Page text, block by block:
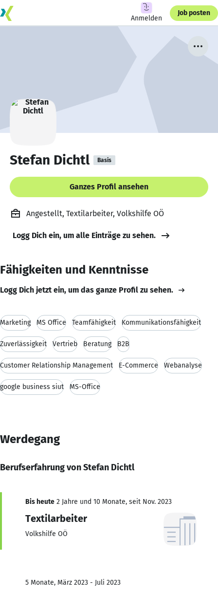
Anmelden
Job posten
Stefan Dichtl Basis
Ganzes Profil ansehen
Angestellt, Textilarbeiter, Volkshilfe OÖ
Logg Dich ein, um alle Einträge zu sehen.
Fähigkeiten und Kenntnisse
Logg Dich jetzt ein, um das ganze Profil zu sehen.
Marketing MS Office Teamfähigkeit Kommunikationsfähigkeit
Zuverlässigkeit Vertrieb Beratung B2B
Customer Relationship Management E-Commerce Webanalyse
google business siut MS-Office
Werdegang
Berufserfahrung von Stefan Dichtl
Bis heute 2 Jahre und 10 Monate, seit Nov. 2023
Textilarbeiter
Volkshilfe OÖ
5 Monate, März 2023 - Juli 2023